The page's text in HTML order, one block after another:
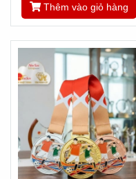
Thêm vào giỏ hàng